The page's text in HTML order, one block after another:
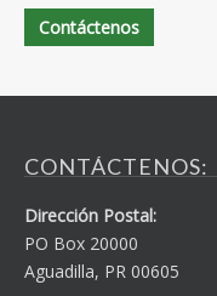
Contáctenos
CONTÁCTENOS:
Dirección Postal:
PO Box 20000
Aguadilla, PR 00605